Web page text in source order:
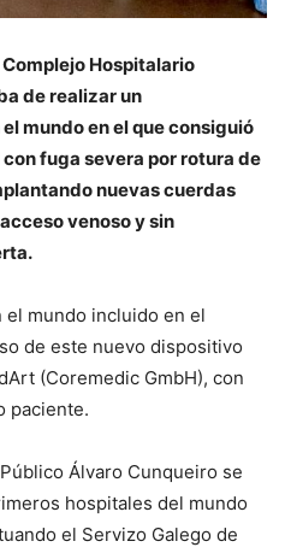
Hospitalario
de realizar un
mundo en el que consiguió
fuga severa por rotura de
nuevas cuerdas
venoso y sin
el mundo incluido en el
de este nuevo dispositivo
(Coremedic GmbH), con
paciente.
Álvaro Cunqueiro se
hospitales del mundo
el Servizo Galego de